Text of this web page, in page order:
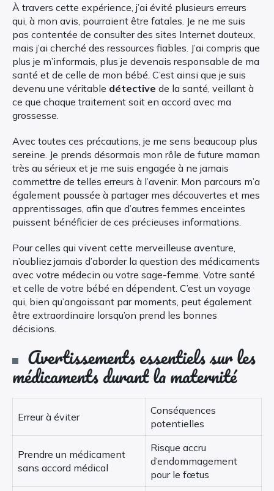
À travers cette expérience, j’ai évité plusieurs erreurs
qui, à mon avis, pourraient être fatales. Je ne me suis
pas contentée de consulter des sites Internet douteux,
mais j’ai cherché des ressources fiables. J’ai compris que
plus je m’informais, plus je devenais responsable de ma
santé et de celle de mon bébé. C’est ainsi que je suis
devenu une véritable détective de la santé, veillant à
ce que chaque traitement soit en accord avec ma
grossesse.
Avec toutes ces précautions, je me sens beaucoup plus
sereine. Je prends désormais mon rôle de future maman
très au sérieux et je me suis engagée à ne jamais
commettre de telles erreurs à l’avenir. Mon parcours m’a
également poussée à partager mes découvertes et mes
apprentissages, afin que d’autres femmes enceintes
puissent bénéficier de ces précieuses informations.
Pour celles qui vivent cette merveilleuse aventure,
n’oubliez jamais d’aborder la question des médicaments
avec votre médecin ou votre sage-femme. Votre santé
et celle de votre bébé en dépendent. C’est un voyage
qui, bien qu’angoissant par moments, peut également
être extraordinaire lorsqu’on prend les bonnes
décisions.
Avertissements essentiels sur les
médicaments durant la maternité
Erreur à éviter
Conséquences
potentielles
Prendre un médicament
sans accord médical
Risque accru
d’endommagement
pour le fœtus